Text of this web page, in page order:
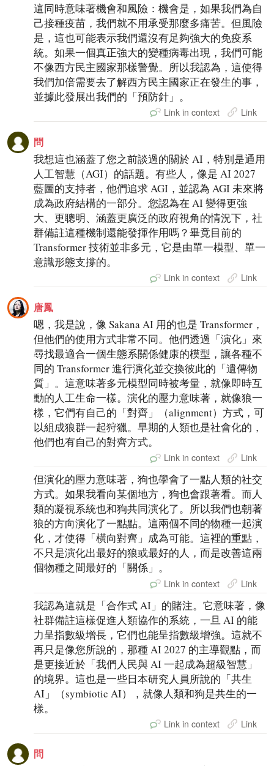
這同時意味著機會和風險：機會是，如果我們為自
己接種疫苗，我們就不用承受那麼多痛苦。但風險
是，這也可能表示我們還沒有足夠強大的免疫系
統。如果一個真正強大的變種病毒出現，我們可能
不像西方民主國家那樣警覺。所以我認為，這使得
我們加倍需要去了解西方民主國家正在發生的事，
並據此發展出我們的「預防針」。
Link in context Link
問
我想這也涵蓋了您之前談過的關於 AI，特別是通用
人工智慧（AGI）的話題。有些人，像是 AI 2027
藍圖的支持者，他們追求 AGI，並認為 AGI 未來將
成為政府結構的一部分。您認為在 AI 變得更強
大、更聰明、涵蓋更廣泛的政府視角的情況下，社
群備註這種機制還能發揮作用嗎？畢竟目前的
Transformer 技術並非多元，它是由單一模型、單一
意識形態支撐的。
Link in context Link
唐鳳
嗯，我是說，像 Sakana AI 用的也是 Transformer，
但他們的使用方式非常不同。他們透過「演化」來
尋找最適合一個生態系關係健康的模型，讓各種不
同的 Transformer 進行演化並交換彼此的「遺傳物
質」。這意味著多元模型同時被考量，就像即時互
動的人工生命一樣。演化的壓力意味著，就像狼一
樣，它們有自己的「對齊」（alignment）方式，可
以組成狼群一起狩獵。早期的人類也是社會化的，
他們也有自己的對齊方式。
Link in context Link
但演化的壓力意味著，狗也學會了一點人類的社交
方式。如果我看向某個地方，狗也會跟著看。而人
類的凝視系統也和狗共同演化了。所以我們也朝著
狼的方向演化了一點點。這兩個不同的物種一起演
化，才使得「橫向對齊」成為可能。這裡的重點，
不只是演化出最好的狼或最好的人，而是改善這兩
個物種之間最好的「關係」。
Link in context Link
我認為這就是「合作式 AI」的賭注。它意味著，像
社群備註這樣促進人類協作的系統，一旦 AI 的能
力呈指數級增長，它們也能呈指數級增強。這就不
再只是像您所說的，那種 AI 2027 的主導觀點，而
是更接近於「我們人民與 AI 一起成為超級智慧」
的境界。這也是一些日本研究人員所說的「共生
AI」（symbiotic AI），就像人類和狗是共生的一
樣。
Link in context Link
問